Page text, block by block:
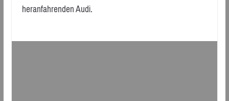
heranfahrenden Audi.